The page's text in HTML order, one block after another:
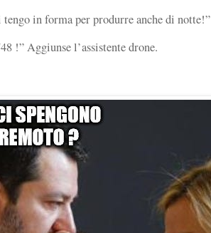
in forma per produrre anche di notte!”
!” Aggiunse l’assistente drone.